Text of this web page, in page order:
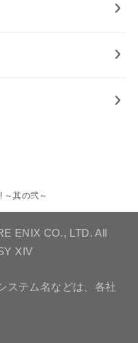
～其の弐～
ENIX CO., LTD. All
XIV
ステム名などは、各社